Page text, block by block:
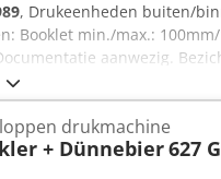
, Drukeenheden buiten/
Booklet min./max.:
aanwezig.
drukmachine
+ Dünnebier627